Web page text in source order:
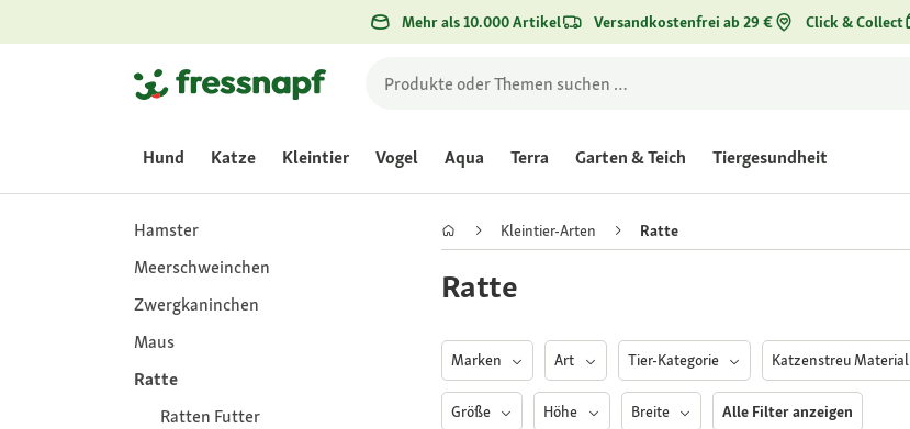
Mehr als 10.000 Artikel Versandkostenfrei ab 29 € Click & Collect
Hund Katze Kleintier Vogel Aqua Terra Garten & Teich Tiergesundheit
Hamster
Meerschweinchen
Zwergkaninchen
Maus
Ratte
Ratten Futter
Kleintier-Arten Ratte
Ratte
Marken Art Tier-Kategorie Katzenstreu Material
Größe Höhe Breite Alle Filter anzeigen